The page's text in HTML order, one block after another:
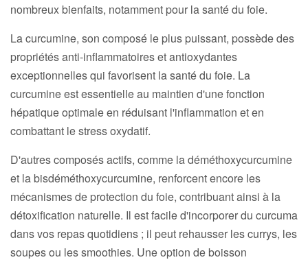
nombreux bienfaits, notamment pour la santé du foie.
La curcumine, son composé le plus puissant, possède des
propriétés anti-inflammatoires et antioxydantes
exceptionnelles qui favorisent la santé du foie. La
curcumine est essentielle au maintien d'une fonction
hépatique optimale en réduisant l'inflammation et en
combattant le stress oxydatif.
D'autres composés actifs, comme la déméthoxycurcumine
et la bisdéméthoxycurcumine, renforcent encore les
mécanismes de protection du foie, contribuant ainsi à la
détoxification naturelle. Il est facile d'incorporer du curcuma
dans vos repas quotidiens ; il peut rehausser les currys, les
soupes ou les smoothies. Une option de boisson